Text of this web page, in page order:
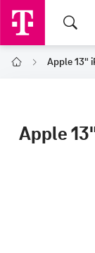
Home Apple 13"
Apple